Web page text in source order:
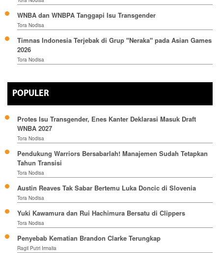
WNBA dan WNBPA Tanggapi Isu Transgender
Tora Nodisa
Timnas Indonesia Terjebak di Grup "Neraka" pada Asian Games
2026
Tora Nodisa
POPULER
Protes Isu Transgender, Enes Kanter Deklarasi Masuk Draft
WNBA 2027
Tora Nodisa
Pendukung Warriors Bersabarlah! Manajemen Sudah Tetapkan
Tahun Transisi
Tora Nodisa
Austin Reaves Tak Sabar Bertemu Luka Doncic di Slovenia
Tora Nodisa
Yuki Kawamura dan Rui Hachimura Bersatu di Clippers
Tora Nodisa
Penyebab Kematian Brandon Clarke Terungkap
Ragil Putri Irmalia